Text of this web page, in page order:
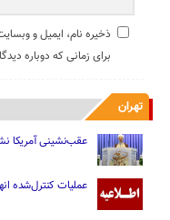
ذخیره نام، ایمیل و
برای زمانی که دوباره
تهران
عقب‌نشینی آمریکا
عملیات کنترل‌شده